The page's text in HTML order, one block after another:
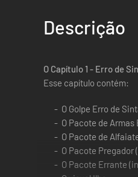
Descrição
O Capítulo 1 - Erro de
Esse capítulo contém:
O Golpe Erro de
O Pacote de Armas
O Pacote de
O Pacote Pregador
O Pacote Errante